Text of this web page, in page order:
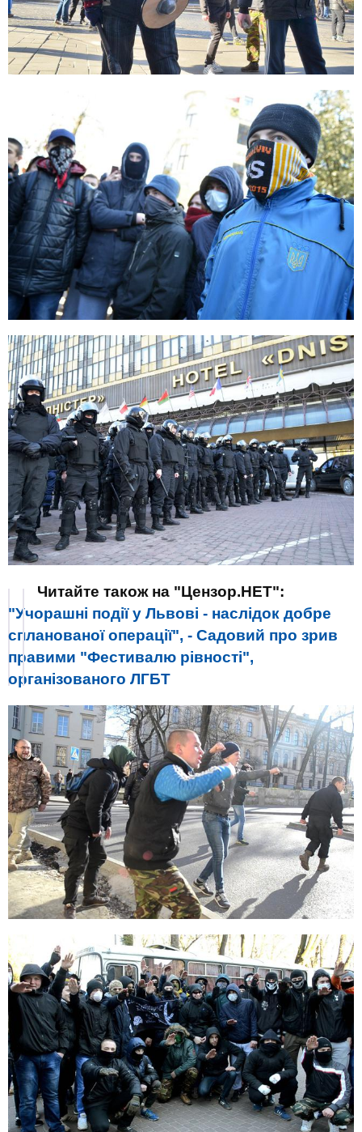
Читайте також на "Цензор.НЕТ":
"Учорашні події у Львові - наслідок добре
спланованої операції", - Садовий про зрив
правими "Фестивалю рівності",
організованого ЛГБТ